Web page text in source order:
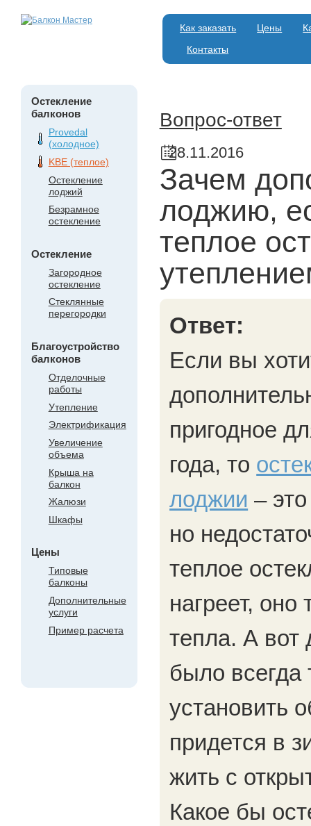
Как заказать Цены
Контакты
Остекление
балконов
Provedal
(холодное)
KBE (теплое)
Остекление
лоджий
Безрамное
остекление
Остекление
Загородное
остекление
Стеклянные
перегородки
Благоустройство
балконов
Отделочные
работы
Утепление
Электрификация
Увеличение
объема
Крыша на
балкон
Жалюзи
Шкафы
Цены
Типовые
балконы
Дополнительные
услуги
Пример расчета
Вопрос-ответ
28.11.2016
Зачем
лоджию,
теплое
Ответ:
Если вы
пригодное
года, то
лоджии –
но
теплое
нагреет, оно
тепла. А вот
было всегда
установить
придется в
жить с
Какое бы